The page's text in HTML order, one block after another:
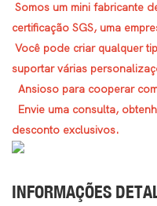
Somos um mini fabricante
certificação SGS, uma
Você pode criar qualquer
suportar várias
Ansioso para cooperar
Envie uma consulta,
desconto exclusivos.
INFORMAÇÕES